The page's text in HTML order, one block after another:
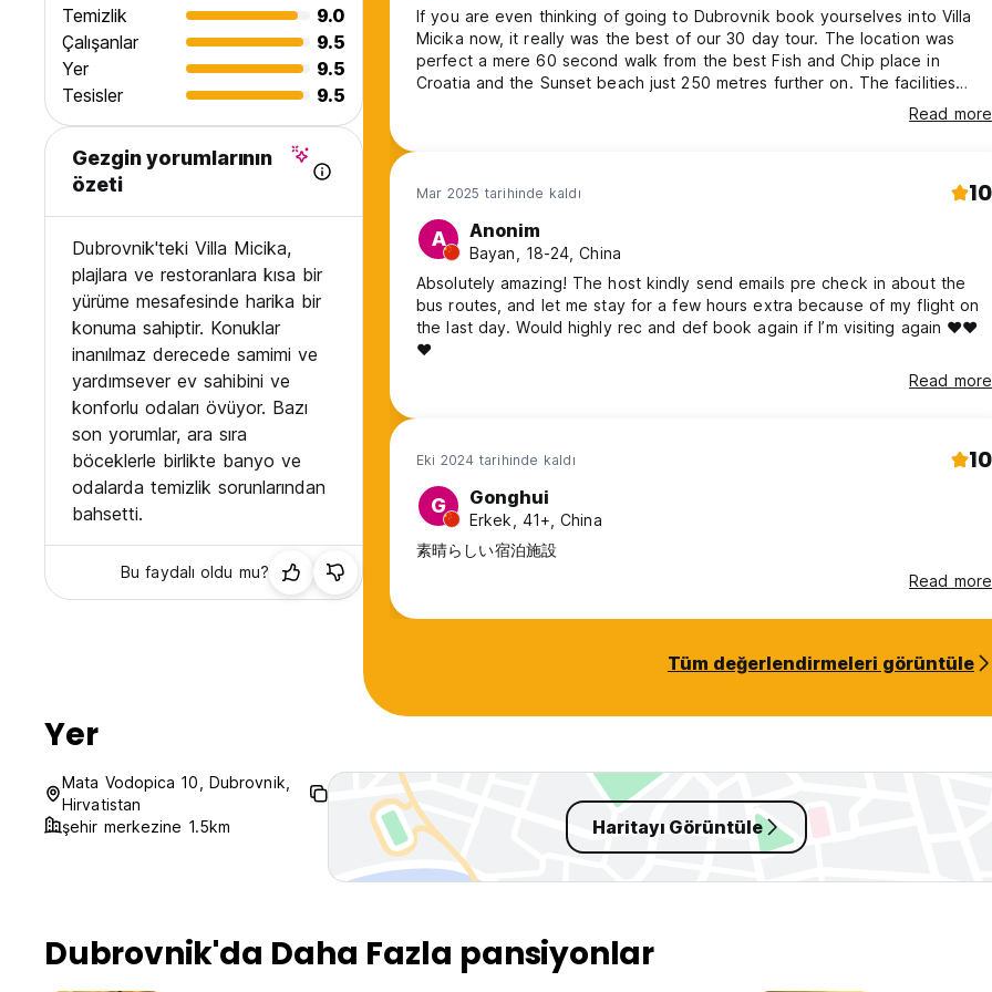
Telefon Kulübesi - 50 metre
Yakınlarda güvenli ücretsiz otopark - 0 metre
İnternet kafe - 200 metre
Uluslararası Üniversite Merkezi -1,5 km
Amerikan Koleji - 1,5 km
İrlanda barı - 500 metre
Restoranlar - 10 metre
Turist hizmetleri - 50 metre
Tenis kortları -10 metre
SUNUYORUZ::
*ÜCRETSİZ ADSL, Bilgisayar ve İnternet girişte sorulur
*Dizüstü bilgisayar kullanıcıları için ÜCRETSİZ WIFI kablosuz internet
*ÜCRETSİZ şehir haritası ve etkinlik rehberi
*Tüm dünya haberlerini ve sporlarını içeren ÜCRETSİZ Uydu TV'ler
*ÜCRETSİZ Nevresim ve Havlular.
*ÜCRETSİZ Plaj havlusu
*ÜCRETSİZ Seyahat bilgileri ve resepsiyonda yardım
Mutfak yok (sadece buzdolabı, mikrodalga fırın ve su ısıtıcısı)
*Yılın 365 günü, günün 24 saati açık
*24 saat sıcak su.
*Gece uçuşu veya gemi yolculuğunuz varsa, varış ve ayrılışta ÜCRETSİZ BAGAJ odası mevcuttur
*Facebook'taki 'Guesthouse Villa Micika - Dubrovnik' hayran sayfamıza katılın!
Konaklamanın yanı sıra, Elafiti Adaları'na yelken gezileri, günlük gezi üç ada gezisi ve balık pikniği, Büyük av balıkçılığı, gece
gezileri, Kano Safari, Binicilik, Dubrovnik Panorama ve Gezi, JEEP SAFARI - OFF ROAD dağ deneyimi, Araba kiralama, Tekne
kiralama, Medjugorje, Mostar, Karadağ veya Saraybosna'ya geziler
Euro Normal Ücret alınmaktadır. Sizi havaalanından almamızı istiyorsanız lütfen uçuş numarasını ve varış saatini bize e-posta
SMS yoluyla önceden bildirin.
***Giriş işlemleri saat 14:00'ten sonra yapılmaktadır.
Daha erken gelenler için ücretsiz bagaj muhafazası mevcuttur.
Ston ve Vila Koruna'yı ziyaret edin ve Mali Ston Körfezi'nde yetiştirilen istiridye lezzetlerinin tadını çıkarın.
VILA KORUNA, Peljesac yarımadasındaki Mali Ston'da, deniz kenarında, Dubrovnik'e sadece 50 km uzaklıkta yer almaktadır. 6
Temizlik
9.0
Çalışanlar
9.5
Yer
9.5
Tesisler
9.5
Gezgin yorumlarının
özeti
Dubrovnik'teki Villa Micika,
plajlara ve restoranlara kısa bir
yürüme mesafesinde harika bir
konuma sahiptir. Konuklar
inanılmaz derecede samimi ve
yardımsever ev sahibini ve
konforlu odaları övüyor. Bazı
son yorumlar, ara sıra
böceklerle birlikte banyo ve
odalarda temizlik sorunlarından
bahsetti.
Bu faydalı oldu mu?
If you are even thinking of going to Dubrovnik book yourselves into Villa
Micika now, it really was the best of our 30 day tour. The location was
perfect a mere 60 second walk from the best Fish and Chip place in
Croatia and the Sunset beach just 250 metres further on. The facilities
were fab, clean and perfect for two brothers wanting twin beds and
bathroom and down in the garden a place to chill, and meet other
Read more
Mar 2025 tarihinde kaldı 10
A Anonim
Bayan, 18-24, China
Absolutely amazing! The host kindly send emails pre check in about the
bus routes, and let me stay for a few hours extra because of my flight on
the last day. Would highly rec and def book again if I’m visiting again ❤️❤️
❤️
Read more
Eki 2024 tarihinde kaldı 10
G Gonghui
Erkek, 41+, China
素晴らしい宿泊施設
Read more
Tüm değerlendirmeleri görüntüle
Yer
Mata Vodopica 10, Dubrovnik,
Hirvatistan
şehir merkezine 1.5km
Haritayı Görüntüle
Dubrovnik'da Daha Fazla pansiyonlar